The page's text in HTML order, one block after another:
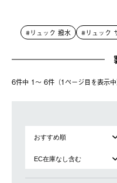
#リュック 撥水 #リュック
6件中 1〜 6件（1ページ⽬を表⽰中